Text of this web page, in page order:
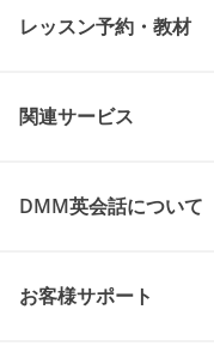
レッスン予約・教材
関連サービス
DMM英会話について
お客様サポート